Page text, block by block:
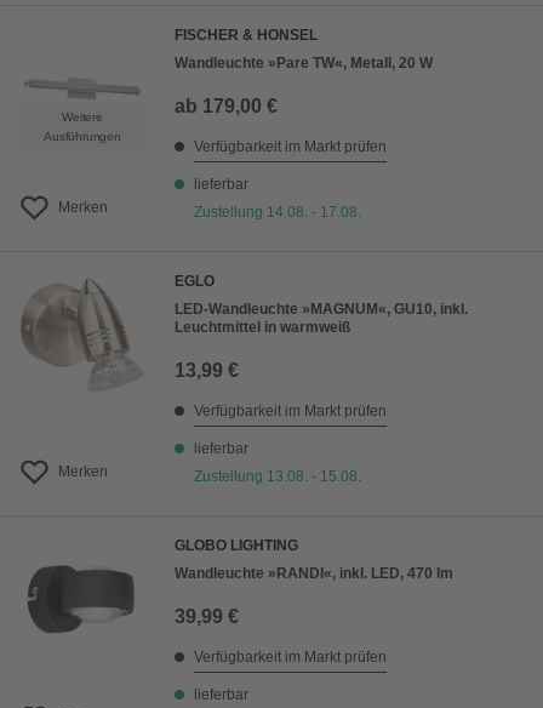
Weitere
Ausführungen
Merken
FISCHER & HONSEL
Wandleuchte »Pare TW«, Metall, 20 W
ab 179,00 €
Verfügbarkeit im Markt prüfen
lieferbar
Zustellung 14.08. - 17.08.
Merken
EGLO
LED-Wandleuchte »MAGNUM«, GU10, inkl.
Leuchtmittel in warmweiß
13,99 €
Verfügbarkeit im Markt prüfen
lieferbar
Zustellung 13.08. - 15.08.
GLOBO LIGHTING
Wandleuchte »RANDI«, inkl. LED, 470 lm
39,99 €
Verfügbarkeit im Markt prüfen
lieferbar